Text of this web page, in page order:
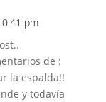
pm
de :
la espalda!!
y todavía